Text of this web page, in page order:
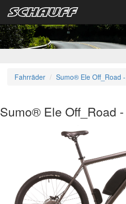
Fahrräder Sumo® Ele Off_Road
Sumo® Ele Off_Road